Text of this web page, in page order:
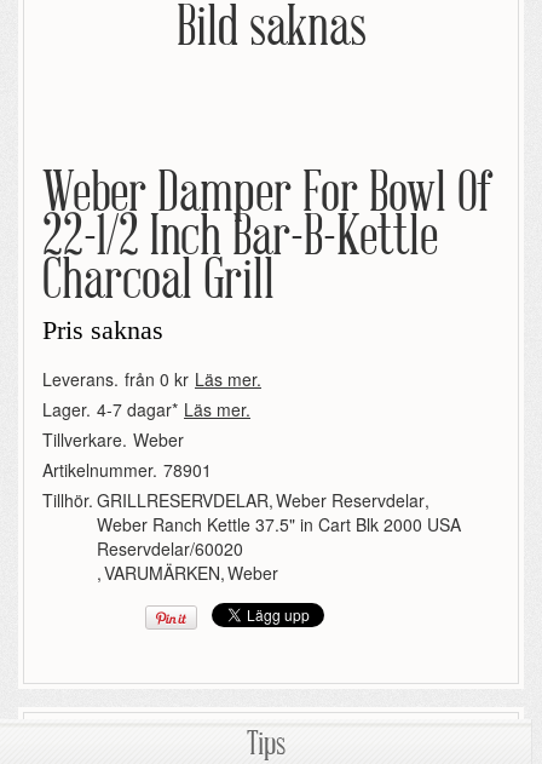
Bild saknas
Weber Damper For Bowl Of
22-1/2 Inch Bar-B-Kettle
Charcoal Grill
Pris saknas
Leverans. från 0 kr Läs mer.
Lager. 4-7 dagar* Läs mer.
Tillverkare. Weber
Artikelnummer. 78901
Tillhör. GRILLRESERVDELAR,Weber Reservdelar,
Weber Ranch Kettle 37.5" in Cart Blk 2000 USA
Reservdelar/60020
,VARUMÄRKEN,Weber
Tips